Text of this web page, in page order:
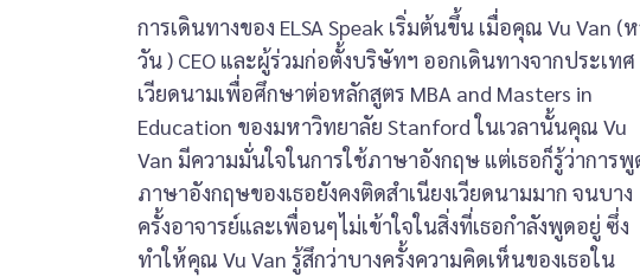
การเดินทางของ ELSA Speak เริ่มต้นขึ้น เมื่อคุณ Vu Van (
วัน ) CEO และผู้ร่วมก่อตั้งบริษัทฯ ออกเดินทางจากประเทศ
เวียดนามเพื่อศึกษาต่อหลักสูตร MBA and Masters in
Education ของมหาวิทยาลัย Stanford ในเวลานั้นคุณ Vu
Van มีความมั่นใจในการใช้ภาษาอังกฤษ แต่เธอก็รู้ว่าการพู
ภาษาอังกฤษของเธอยังคงติดสำเนียงเวียดนามมาก จนบาง
ครั้งอาจารย์และเพื่อนๆไม่เข้าใจในสิ่งที่เธอกำลังพูดอยู่ ซึ่ง
ทำให้คุณ ​Vu Van รู้สึกว่าบางครั้งความคิดเห็นของเธอใน